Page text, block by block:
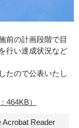
前の計画段階で目
行い達成状況など
たので公表いたし
464KB）
Reader